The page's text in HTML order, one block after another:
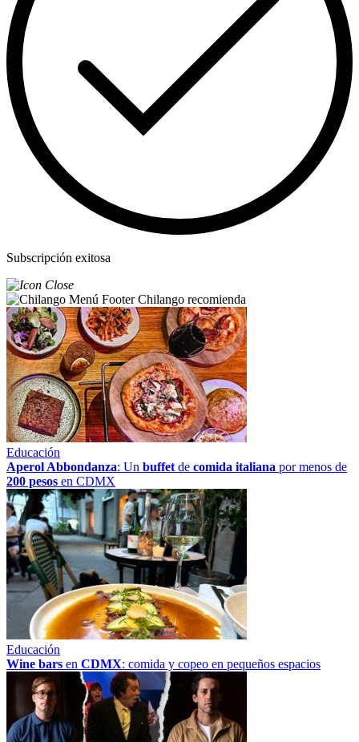
Subscripción exitosa
Chilango recomienda
Educación
Aperol Abbondanza: Un buffet de comida italiana por menos de
200 pesos en CDMX
Educación
Wine bars en CDMX: comida y copeo en pequeños espacios